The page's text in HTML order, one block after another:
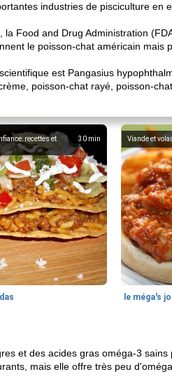
industries de pisciculture en
Food and Drug Administration
le poisson-chat américain mais
est Pangasius
poisson-chat rayé, poisson-
30 min
recettes et
Viande et
le méga's
et des acides gras oméga-3 sains
mais elle offre très peu